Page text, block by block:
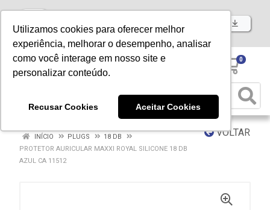
Utilizamos cookies para oferecer melhor
experiência, melhorar o desempenho, analisar
como você interage em nosso site e
personalizar conteúdo.
Recusar Cookies Aceitar Cookies
Baixe já nosso APP
0
VOLTAR
INÍCIO PLUGS
18 DB
PROTETOR AURICULAR MAXXI ROYAL SILICONE 18 DB
AZUL CA 11512